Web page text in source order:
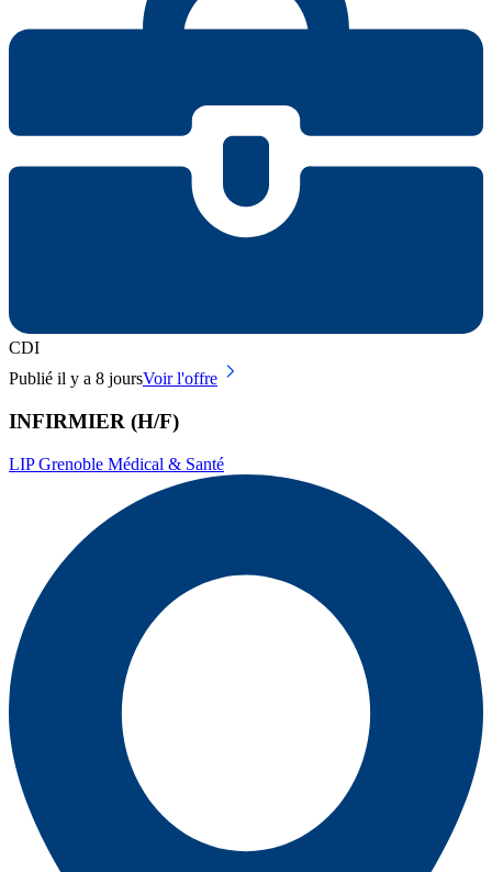
CDI
Publié il y a 8 joursVoir l'offre
INFIRMIER (H/F)
LIP Grenoble Médical & Santé